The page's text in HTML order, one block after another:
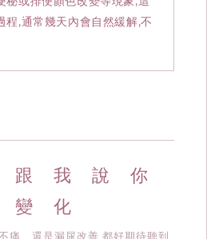
程,通常幾天內會自然緩解,不
跟 我 說 你
變 化
痛、還是漏尿改善,都好期待聽到